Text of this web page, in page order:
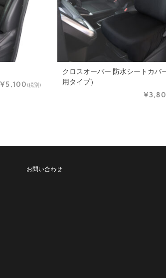
¥5,100(税別)
クロスオーバー 防水シートカバ
用タイプ）
お問い合わせ